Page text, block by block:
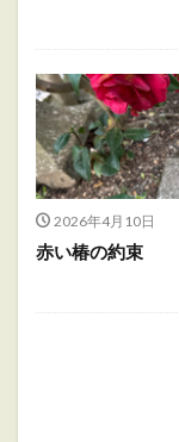
2026年4月10日
赤い椿の約束